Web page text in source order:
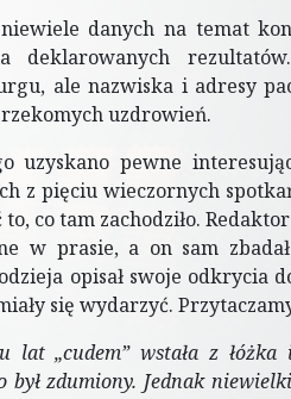
danych na temat
deklarowanych
ale nazwiska i adresy
uzdrowień.
uzyskano pewne
z pięciu wieczornych
co tam zachodziło.
w prasie, a on sam
opisał swoje odkrycia
się wydarzyć.
„cudem” wstała z łóżka
zdumiony. Jednak